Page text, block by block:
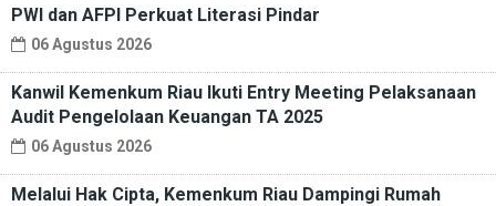
PWI dan AFPI Perkuat Literasi Pindar
06 Agustus 2026
Kanwil Kemenkum Riau Ikuti Entry Meeting Pelaksanaan
Audit Pengelolaan Keuangan TA 2025
06 Agustus 2026
Melalui Hak Cipta, Kemenkum Riau Dampingi Rumah